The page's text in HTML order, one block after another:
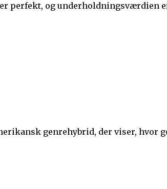
perfekt, og underholdningsværdien
genrehybrid, der viser, hvor